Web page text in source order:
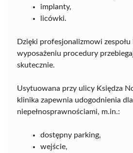
implanty,
licówki.
Dzięki profesjonalizmowi
wyposażeniu procedury
skutecznie.
Usytuowana przy ulicy Księdza
klinika zapewnia udogodnienia
niepełnosprawnościami, m.in.:
dostępny parking,
wejście,